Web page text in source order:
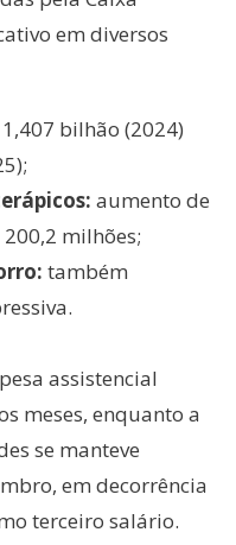
em diversos
bilhão (2024)
aumento de
milhões;
também
assistencial
meses, enquanto a
se manteve
em decorrência
terceiro salário.